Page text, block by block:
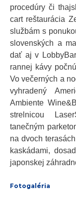
procedúry či
cart reštaurácia
službám s
slovenských a
dať aj v
rannej kávy
Vo večerných a
vyhradený
Ambiente
strelnicou
tanečným
na dvoch
kaskádami,
japonskej
Fotogaléria